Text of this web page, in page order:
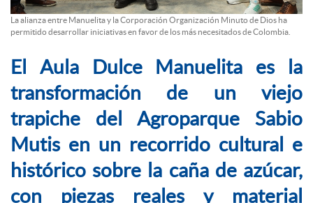
La alianza entre Manuelita y la Corporación Organización Minuto de Dios ha
permitido desarrollar iniciativas en favor de los más necesitados de Colombia.
El Aula Dulce Manuelita es la
transformación de un viejo
trapiche del Agroparque Sabio
Mutis en un recorrido cultural e
histórico sobre la caña de azúcar,
con piezas reales y material